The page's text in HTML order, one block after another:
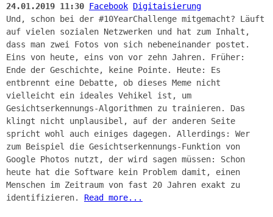
24.01.2019 11:30 Facebook Digitaisierung
Und, schon bei der #10YearChallenge mitgemacht? Läuft
auf vielen sozialen Netzwerken und hat zum Inhalt,
dass man zwei Fotos von sich nebeneinander postet.
Eins von heute, eins von vor zehn Jahren. Früher:
Ende der Geschichte, keine Pointe. Heute: Es
entbrennt eine Debatte, ob dieses Meme nicht
vielleicht ein ideales Vehikel ist, um
Gesichtserkennungs-Algorithmen zu trainieren. Das
klingt nicht unplausibel, auf der anderen Seite
spricht wohl auch einiges dagegen. Allerdings: Wer
zum Beispiel die Gesichtserkennungs-Funktion von
Google Photos nutzt, der wird sagen müssen: Schon
heute hat die Software kein Problem damit, einen
Menschen im Zeitraum von fast 20 Jahren exakt zu
identifizieren. Read more...